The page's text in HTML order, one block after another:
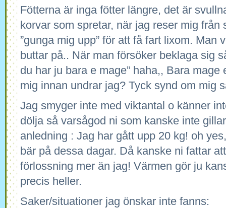
Fötterna är inga fötter längre, det är
korvar som spretar, när jag reser mig från
”gunga mig upp” för att få fart lixom. Man
buttar på.. När man försöker beklaga sig
du har ju bara e mage” haha,, Bara mage
mig innan undrar jag? Tyck synd om mig
Jag smyger inte med viktantal o känner
dölja så varsågod ni som kanske inte
anledning : Jag har gått upp 20 kg! oh
bär på dessa dagar. Då kanske ni fattar
förlossning mer än jag! Värmen gör ju
precis heller.
Saker/situationer jag önskar inte fanns: